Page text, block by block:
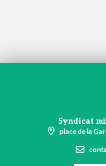
Syndicat
place de la